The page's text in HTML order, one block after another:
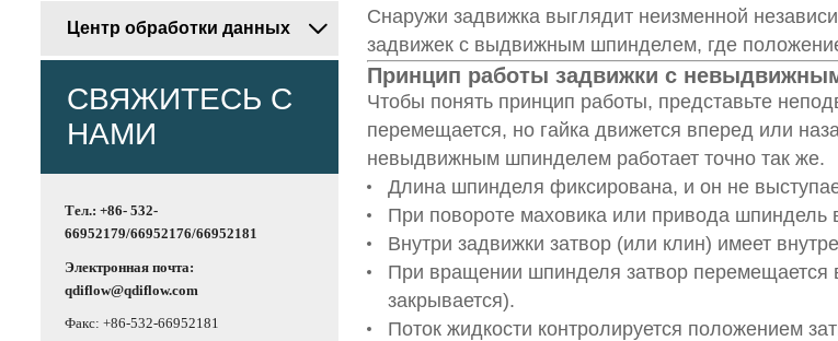
Центр обработки данных 
СВЯЖИТЕСЬ С
НАМИ
Тел.: +86- 532-
66952179/66952176/66952181
Электронная почта:
qdiflow@qdiflow.com
Факс: +86-532-66952181
Снаружи задвижка выглядит неизменной
задвижек с выдвижным шпинделем, где
Принцип работы задвижки с
Чтобы понять принцип работы, представьте
перемещается, но гайка движется вперед или
невыдвижным шпинделем работает точно так же.
Длина шпинделя фиксирована, и он не
При повороте маховика или привода шпиндель
Внутри задвижки затвор (или клин) имеет
При вращении шпинделя затвор перемещается
закрывается).
Поток жидкости контролируется положением